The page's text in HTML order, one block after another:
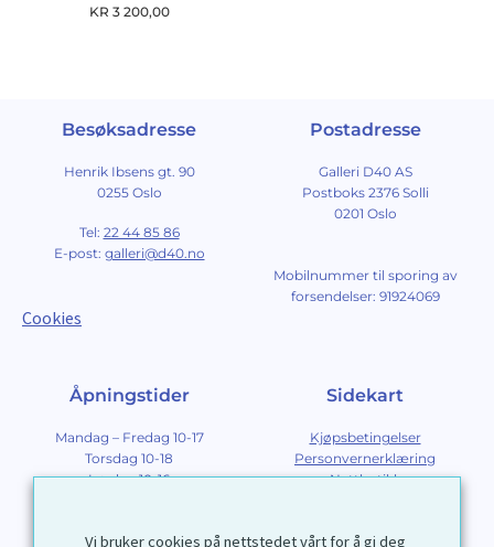
KR 3 200,00
Besøksadresse
Henrik Ibsens gt. 90
0255 Oslo
Tel: 22 44 85 86
E-post: galleri@d40.no
Cookies
Postadresse
Galleri D40 AS
Postboks 2376 Solli
0201 Oslo
Mobilnummer til sporing av
forsendelser: 91924069
Åpningstider
Mandag – Fredag 10-17
Torsdag 10-18
Lørdag 10-16
Sidekart
Kjøpsbetingelser
Personvernerklæring
Nettbutikk
Innramming
Vi bruker cookies på nettstedet vårt for å gi deg